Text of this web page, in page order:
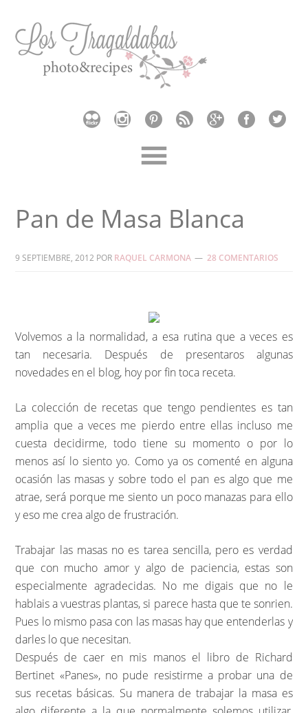
Pan de Masa Blanca
9 SEPTIEMBRE, 2012 POR RAQUEL CARMONA 28 COMENTARIOS
Volvemos a la normalidad, a esa rutina que a veces es
tan necesaria. Después de presentaros algunas
novedades en el blog, hoy por fin toca receta.
La colección de recetas que tengo pendientes es tan
amplia que a veces me pierdo entre ellas incluso me
cuesta decidirme, todo tiene su momento o por lo
menos así lo siento yo. Como ya os comenté en alguna
ocasión las masas y sobre todo el pan es algo que me
atrae, será porque me siento un poco manazas para ello
y eso me crea algo de frustración.
Trabajar las masas no es tarea sencilla, pero es verdad
que con mucho amor y algo de paciencia, estas son
especialmente agradecidas. No me digais que no le
hablais a vuestras plantas, si parece hasta que te sonrien.
Pues lo mismo pasa con las masas hay que entenderlas y
darles lo que necesitan.
Después de caer en mis manos el libro de Richard
Bertinet «Panes», no pude resistirme a probar una de
sus recetas básicas. Su manera de trabajar la masa es